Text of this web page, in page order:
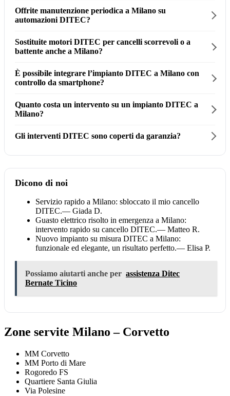
Offrite manutenzione periodica a Milano su
automazioni DITEC?
Sostituite motori DITEC per cancelli scorrevoli o a
battente anche a Milano?
È possibile integrare l’impianto DITEC a Milano con
controllo da smartphone?
Quanto costa un intervento su un impianto DITEC a
Milano?
Gli interventi DITEC sono coperti da garanzia?
Dicono di noi
Servizio rapido a Milano: sbloccato il mio cancello
DITEC.— Giada D.
Guasto elettrico risolto in emergenza a Milano:
intervento rapido su cancello DITEC.— Matteo R.
Nuovo impianto su misura DITEC a Milano:
funzionale ed elegante, un risultato perfetto.— Elisa P.
Possiamo aiutarti anche per assistenza Ditec
Bernate Ticino
Zone servite Milano – Corvetto
MM Corvetto
MM Porto di Mare
Rogoredo FS
Quartiere Santa Giulia
Via Polesine